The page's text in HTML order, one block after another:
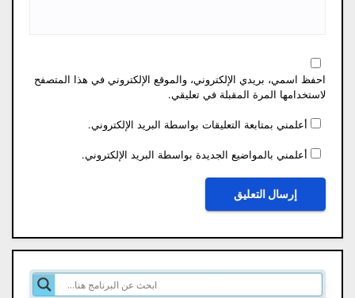
احفظ اسمي، بريدي الإلكتروني، والموقع الإلكتروني في هذا المتصفح
لاستخدامها المرة المقبلة في تعليقي.
أعلمني بمتابعة التعليقات بواسطة البريد الإلكتروني.
أعلمني بالمواضيع الجديدة بواسطة البريد الإلكتروني.